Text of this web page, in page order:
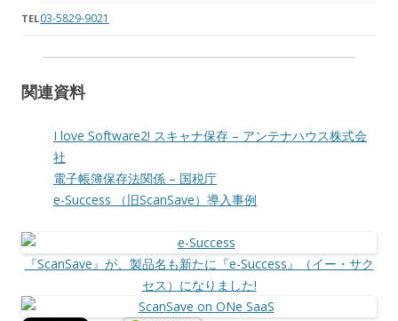
TEL03-5829-9021
関連資料
I love Software2! スキャナ保存 – アンテナハウス株式会
社
電子帳簿保存法関係 – 国税庁
e-Success （旧ScanSave）導入事例
『ScanSave』が、製品名も新たに『e-Success』（イー・サク
セス）になりました!